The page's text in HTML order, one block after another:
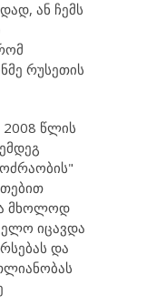
ან ჩემს
რუსეთის
წლის
მხოლოდ
იცავდა
და